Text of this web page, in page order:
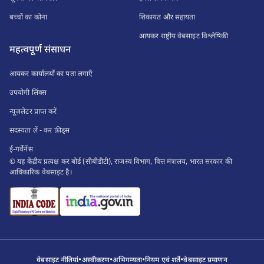
बच्चों का कोना
शिकायत और सहायता
आयकर राष्ट्रीय वेबसाइट विश्लेषिकी
महत्वपूर्ण संसाधन
आयकर कार्यालयों का पता लगाएँ
उपयोगी लिंक्स
न्यूज़लेटर प्राप्त करें
सदस्यता लें - कर फ़ीड्स
ई-गर्वेनेंस
© यह केंद्रीय प्रत्यक्ष कर बोर्ड (सीबीडीटी), राजस्व विभाग, वित्त मंत्रालय, भारत सरकार की
आधिकारिक वेबसाइट है।
वेबसाइट नीतियां•अस्वीकरण•अभिगम्यता•नियम एवं शर्तें•वेबसाइट प्रमाणन